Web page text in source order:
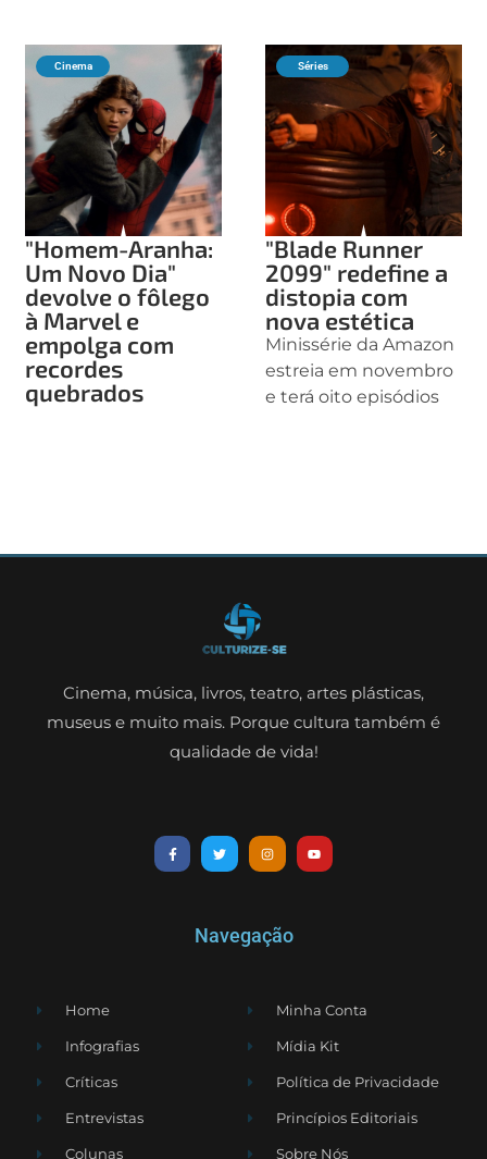
Cinema
"Homem-Aranha:
Um Novo Dia"
devolve o fôlego
à Marvel e
empolga com
recordes
quebrados
Séries
"Blade Runner
2099" redefine a
distopia com
nova estética
Minissérie da Amazon
estreia em novembro
e terá oito episódios
Cinema, música, livros, teatro, artes plásticas,
museus e muito mais. Porque cultura também é
qualidade de vida!
Navegação
Home
Infografias
Críticas
Entrevistas
Colunas
Minha Conta
Mídia Kit
Política de Privacidade
Princípios Editoriais
Sobre Nós